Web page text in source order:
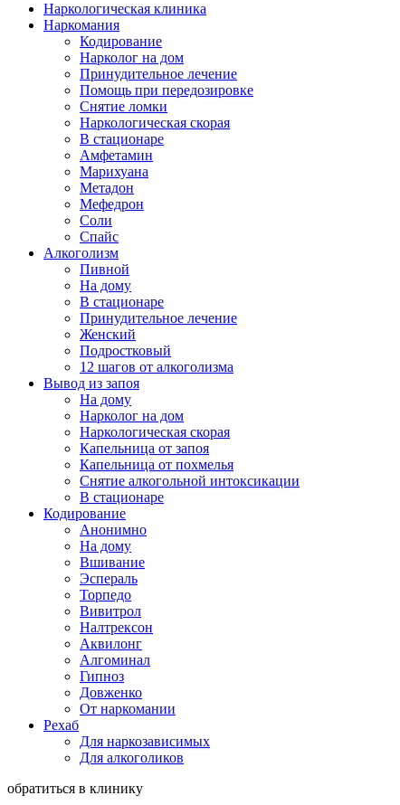
Наркологическая клиника
Наркомания
Кодирование
Нарколог на дом
Принудительное лечение
Помощь при передозировке
Снятие ломки
Наркологическая скорая
В стационаре
Амфетамин
Марихуана
Метадон
Мефедрон
Соли
Спайс
Алкоголизм
Пивной
На дому
В стационаре
Принудительное лечение
Женский
Подростковый
12 шагов от алкоголизма
Вывод из запоя
На дому
Нарколог на дом
Наркологическая скорая
Капельница от запоя
Капельница от похмелья
Снятие алкогольной интоксикации
В стационаре
Кодирование
Анонимно
На дому
Вшивание
Эспераль
Торпедо
Вивитрол
Налтрексон
Аквилонг
Алгоминал
Гипноз
Довженко
От наркомании
Рехаб
Для наркозависимых
Для алкоголиков
обратиться в клинику